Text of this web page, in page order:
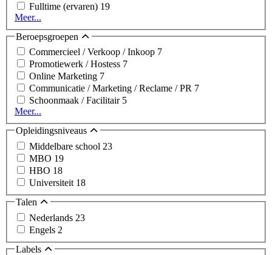
Fulltime (ervaren) 19
Meer...
Beroepsgroepen
Commercieel / Verkoop / Inkoop 7
Promotiewerk / Hostess 7
Online Marketing 7
Communicatie / Marketing / Reclame / PR 7
Schoonmaak / Facilitair 5
Meer...
Opleidingsniveaus
Middelbare school 23
MBO 19
HBO 18
Universiteit 18
Talen
Nederlands 23
Engels 2
Labels